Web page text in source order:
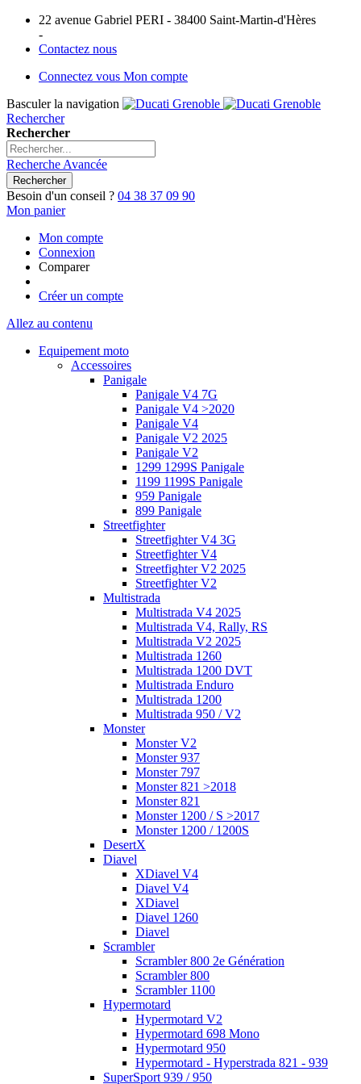
22 avenue Gabriel PERI - 38400 Saint-Martin-d'Hères
-
Contactez nous
Connectez vous Mon compte
Basculer la navigation
Rechercher
Rechercher
Recherche Avancée
Rechercher
Besoin d'un conseil ? 04 38 37 09 90
Mon panier
Mon compte
Connexion
Comparer
Créer un compte
Allez au contenu
Equipement moto
Accessoires
Panigale
Panigale V4 7G
Panigale V4 >2020
Panigale V4
Panigale V2 2025
Panigale V2
1299 1299S Panigale
1199 1199S Panigale
959 Panigale
899 Panigale
Streetfighter
Streetfighter V4 3G
Streetfighter V4
Streetfighter V2 2025
Streetfighter V2
Multistrada
Multistrada V4 2025
Multistrada V4, Rally, RS
Multistrada V2 2025
Multistrada 1260
Multistrada 1200 DVT
Multistrada Enduro
Multistrada 1200
Multistrada 950 / V2
Monster
Monster V2
Monster 937
Monster 797
Monster 821 >2018
Monster 821
Monster 1200 / S >2017
Monster 1200 / 1200S
DesertX
Diavel
XDiavel V4
Diavel V4
XDiavel
Diavel 1260
Diavel
Scrambler
Scrambler 800 2e Génération
Scrambler 800
Scrambler 1100
Hypermotard
Hypermotard V2
Hypermotard 698 Mono
Hypermotard 950
Hypermotard - Hyperstrada 821 - 939
SuperSport 939 / 950